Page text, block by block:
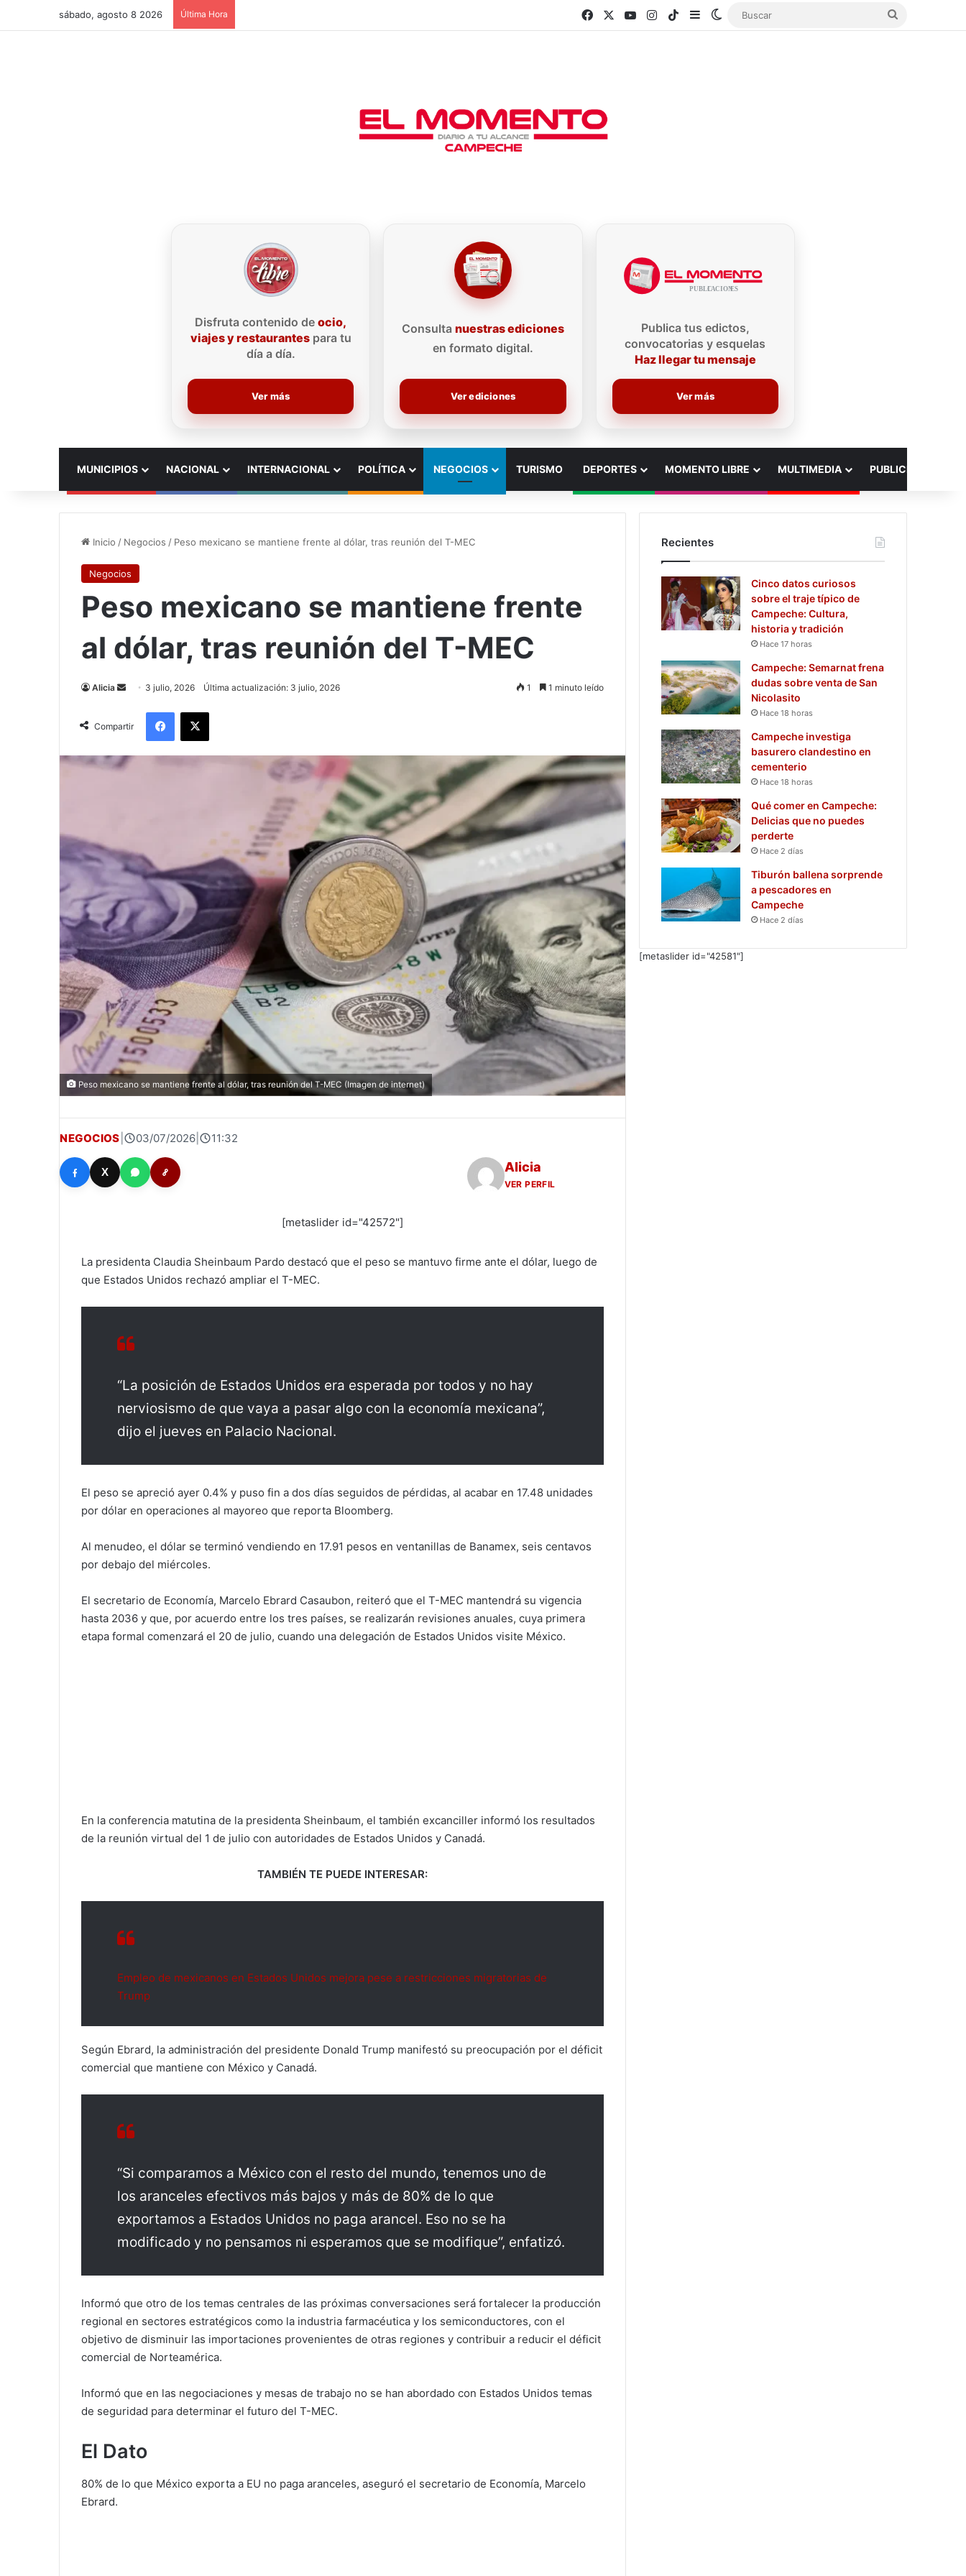
sábado, agosto 8 2026 Última Hora FacebookYouTubeInstagram
TikTokSidebarSwitch skin Buscar
Disfruta contenido deocio,
viajes y restaurantespara tu
día a día.
Ver más
Consulta nuestras ediciones
en formato digital.
Ver ediciones
Publica tus edictos,
convocatorias y esquelas
Haz llegar tu mensaje
Ver más
MUNICIPIOS NACIONAL INTERNACIONAL POLÍTICA NEGOCIOS TURISMO DEPORTES MOMENTO LIBRE MULTIMEDIA PUBLICIDAD
Inicio / Negocios / Peso mexicano se mantiene frente al dólar, tras reunión del T-MEC
Negocios
Peso mexicano se mantiene frente
al dólar, tras reunión del T-MEC
Alicia
Send
email
3 julio, 2026 Última actualización: 3 julio, 2026 1 1 minuto leído
Compartir
Facebook
X
Peso mexicano se mantiene frente al dólar, tras reunión del T-MEC (Imagen de internet)
NEGOCIOS 03/07/2026| 11:32
X Alicia
VER PERFIL
[metaslider id="42572"]
La presidenta Claudia Sheinbaum Pardo destacó que el peso se mantuvo firme ante el dólar, luego de
que Estados Unidos rechazó ampliar el T-MEC.
“La posición de Estados Unidos era esperada por todos y no hay
nerviosismo de que vaya a pasar algo con la economía mexicana”,
dijo el jueves en Palacio Nacional.
El peso se apreció ayer 0.4% y puso fin a dos días seguidos de pérdidas, al acabar en 17.48 unidades
por dólar en operaciones al mayoreo que reporta Bloomberg.
Al menudeo, el dólar se terminó vendiendo en 17.91 pesos en ventanillas de Banamex, seis centavos
por debajo del miércoles.
El secretario de Economía, Marcelo Ebrard Casaubon, reiteró que el T-MEC mantendrá su vigencia
hasta 2036 y que, por acuerdo entre los tres países, se realizarán revisiones anuales, cuya primera
etapa formal comenzará el 20 de julio, cuando una delegación de Estados Unidos visite México.
En la conferencia matutina de la presidenta Sheinbaum, el también excanciller informó los resultados
de la reunión virtual del 1 de julio con autoridades de Estados Unidos y Canadá.
TAMBIÉN TE PUEDE INTERESAR:
Empleo de mexicanos en Estados Unidos mejora pese a restricciones migratorias de
Trump
Según Ebrard, la administración del presidente Donald Trump manifestó su preocupación por el déficit
comercial que mantiene con México y Canadá.
“Si comparamos a México con el resto del mundo, tenemos uno de
los aranceles efectivos más bajos y más de 80% de lo que
exportamos a Estados Unidos no paga arancel. Eso no se ha
modificado y no pensamos ni esperamos que se modifique”, enfatizó.
Informó que otro de los temas centrales de las próximas conversaciones será fortalecer la producción
regional en sectores estratégicos como la industria farmacéutica y los semiconductores, con el
objetivo de disminuir las importaciones provenientes de otras regiones y contribuir a reducir el déficit
comercial de Norteamérica.
Informó que en las negociaciones y mesas de trabajo no se han abordado con Estados Unidos temas
de seguridad para determinar el futuro del T-MEC.
El Dato
80% de lo que México exporta a EU no paga aranceles, aseguró el secretario de Economía, Marcelo
Ebrard.
Recientes
Cinco datos curiosos
sobre el traje típico de
Campeche: Cultura,
historia y tradición
Hace 17 horas
Campeche: Semarnat frena
dudas sobre venta de San
Nicolasito
Hace 18 horas
Campeche investiga
basurero clandestino en
cementerio
Hace 18 horas
Qué comer en Campeche:
Delicias que no puedes
perderte
Hace 2 días
Tiburón ballena sorprende
a pescadores en
Campeche
Hace 2 días
[metaslider id="42581"]